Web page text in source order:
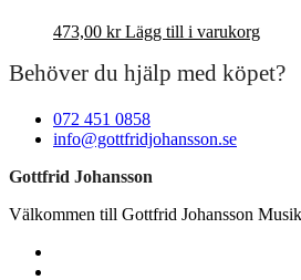
473,00 kr Lägg till i varukorg
Behöver du hjälp med köpet?
072 451 0858
info@gottfridjohansson.se
Gottfrid Johansson
Välkommen till Gottfrid Johansson